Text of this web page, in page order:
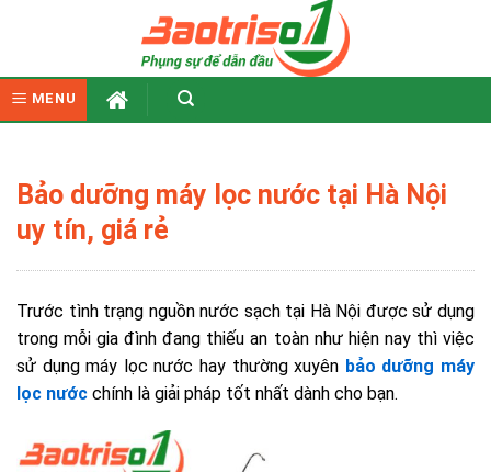
MENU
Bảo dưỡng máy lọc nước tại Hà Nội
uy tín, giá rẻ
Trước tình trạng nguồn nước sạch tại Hà Nội được sử dụng
trong mỗi gia đình đang thiếu an toàn như hiện nay thì việc
sử dụng máy lọc nước hay thường xuyên bảo dưỡng máy
lọc nước chính là giải pháp tốt nhất dành cho bạn.